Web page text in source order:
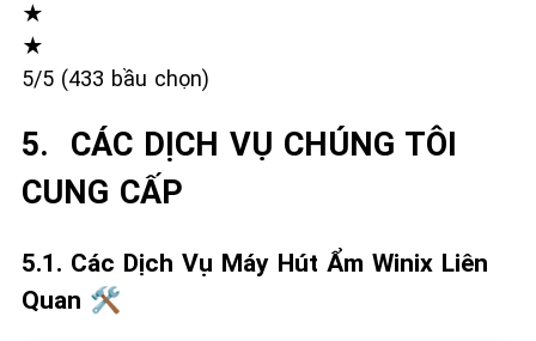
★
★
5/5 (433 bầu chọn)
5. ️ CÁC DỊCH VỤ CHÚNG TÔI
CUNG CẤP
5.1. Các Dịch Vụ Máy Hút Ẩm Winix Liên
Quan 🛠️